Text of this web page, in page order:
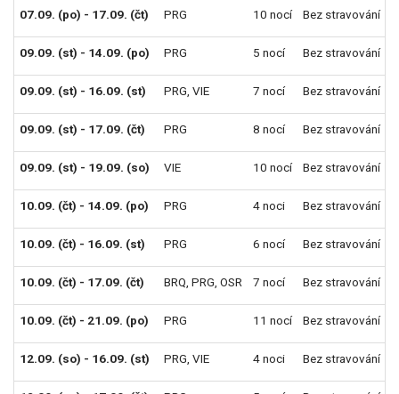
07.09. (po) - 17.09. (čt) PRG 10 nocí Bez stravování
09.09. (st) - 14.09. (po) PRG 5 nocí Bez stravování
09.09. (st) - 16.09. (st) PRG VIE 7 nocí Bez stravování
09.09. (st) - 17.09. (čt) PRG 8 nocí Bez stravování
09.09. (st) - 19.09. (so) VIE 10 nocí Bez stravování
10.09. (čt) - 14.09. (po) PRG 4 noci Bez stravování
10.09. (čt) - 16.09. (st) PRG 6 nocí Bez stravování
10.09. (čt) - 17.09. (čt) BRQ PRG OSR 7 nocí Bez stravování
10.09. (čt) - 21.09. (po) PRG 11 nocí Bez stravování
12.09. (so) - 16.09. (st) PRG VIE 4 noci Bez stravování